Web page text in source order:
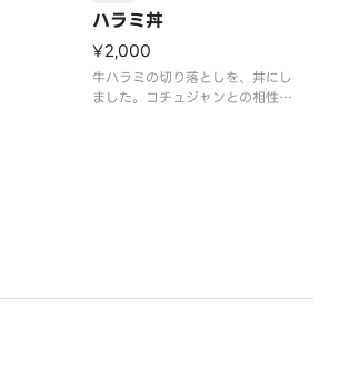
ハラミ丼
¥2,000
牛ハラミの切り落としを、丼にし
ました。コチュジャンとの相性抜